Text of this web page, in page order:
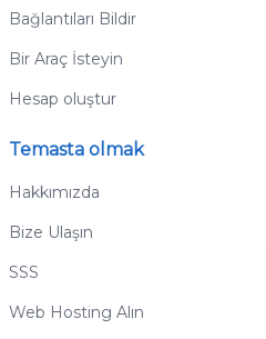
Bağlantıları Bildir
Bir Araç İsteyin
Hesap oluştur
Temasta olmak
Hakkımızda
Bize Ulaşın
SSS
Web Hosting Alın